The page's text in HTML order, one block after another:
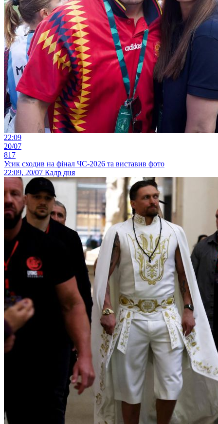
22:09
20/07
817
Усик сходив на фінал ЧС-2026 та виставив фото
22:09, 20/07 Кадр дня